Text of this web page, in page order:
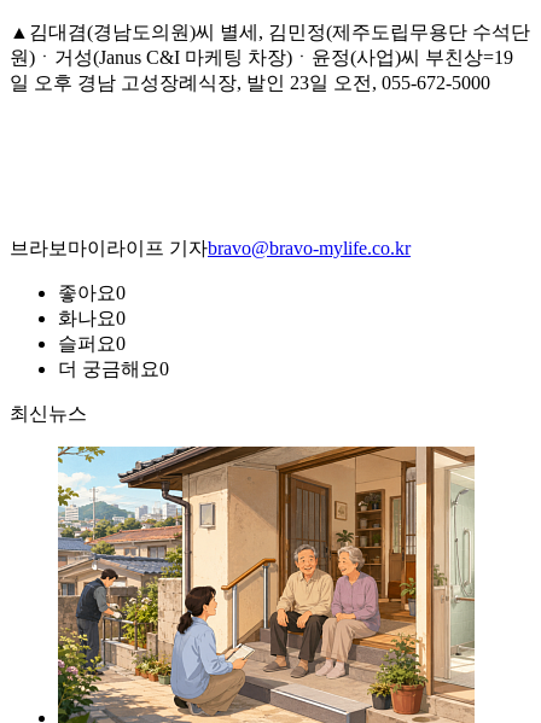
▲김대겸(경남도의원)씨 별세, 김민정(제주도립무용단 수석단
원)ㆍ거성(Janus C&I 마케팅 차장)ㆍ윤정(사업)씨 부친상=19
일 오후 경남 고성장례식장, 발인 23일 오전, 055-672-5000
브라보마이라이프 기자bravo@bravo-mylife.co.kr
좋아요0
화나요0
슬퍼요0
더 궁금해요0
최신뉴스